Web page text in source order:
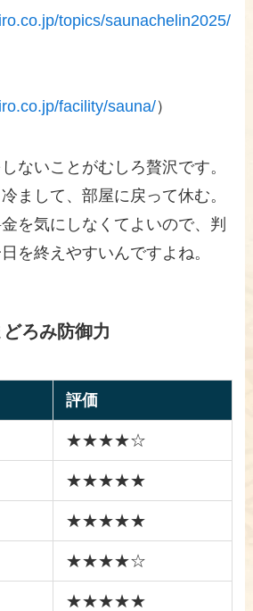
topics/saunachelin2025/
facility/sauna/）
ないことがむしろ贅沢です。
まして、部屋に戻って休む。
を気にしなくてよいので、判
を終えやすいんですよね。
ろみ防御力
評価
★★★★☆
★★★★★
★★★★★
★★★★☆
★★★★★